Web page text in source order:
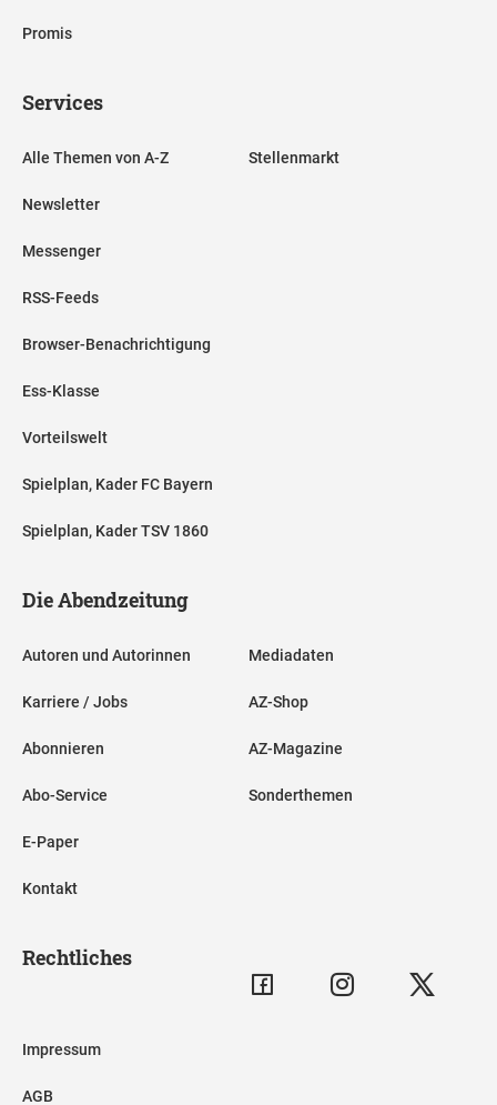
Promis
Services
Alle Themen von A-Z
Newsletter
Messenger
RSS-Feeds
Browser-Benachrichtigung
Ess-Klasse
Vorteilswelt
Spielplan, Kader FC Bayern
Spielplan, Kader TSV 1860
Stellenmarkt
Die Abendzeitung
Autoren und Autorinnen
Karriere / Jobs
Abonnieren
Abo-Service
E-Paper
Kontakt
Mediadaten
AZ-Shop
AZ-Magazine
Sonderthemen
Rechtliches
Impressum
AGB